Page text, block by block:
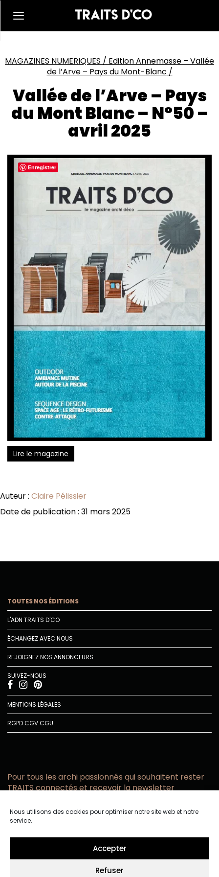
Nous utilisons des cookies pour optimiser notre site web et notre
service.
Accepter
Refuser
MAGAZINES NUMERIQUES / Edition Annemasse – Vallée
de l’Arve – Pays du Mont-Blanc /
Vallée de l’Arve – Pays
du Mont Blanc – N°50 –
avril 2025
Lire le magazine
Auteur : Claire Pélissier
Date de publication : 31 mars 2025
TOUTES NOS ÉDITIONS
L'ADN TRAITS D'CO
ÉCHANGEZ AVEC NOUS
REJOIGNEZ NOS ANNONCEURS
SUIVEZ-NOUS
MENTIONS LÉGALES
RGPDCGVCGU
Pour tous les archi passionnés qui souhaitent rester
TRAITS connectés et recevoir la newsletter
email
confidentialité.
Enregistrer